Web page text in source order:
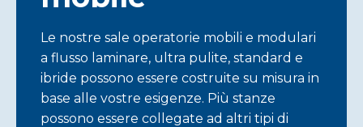
Le nostre sale operatorie mobili e modulari
a flusso laminare, ultra pulite, standard e
ibride possono essere costruite su misura in
base alle vostre esigenze. Più stanze
possono essere collegate ad altri tipi di